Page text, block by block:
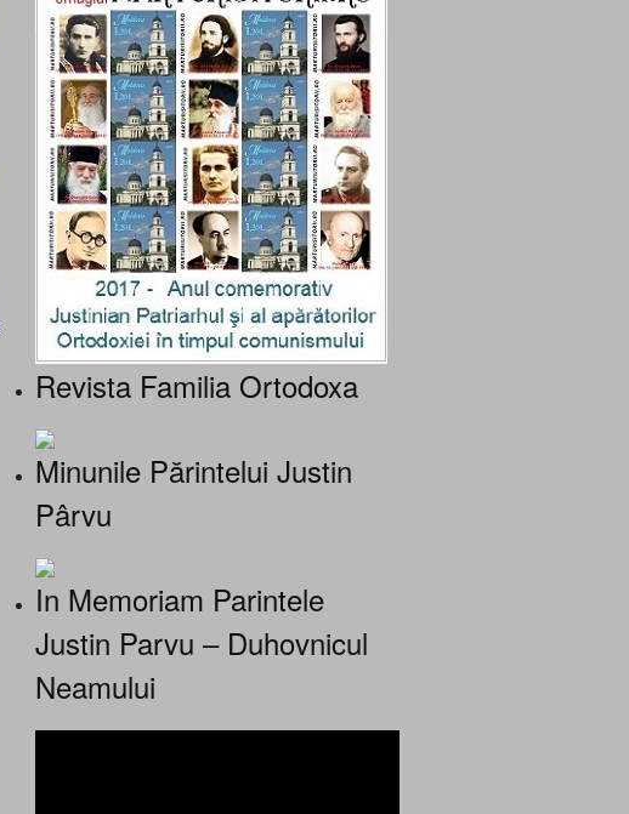
Revista Familia Ortodoxa
Minunile Părintelui Justin
Pârvu
In Memoriam Parintele
Justin Parvu – Duhovnicul
Neamului